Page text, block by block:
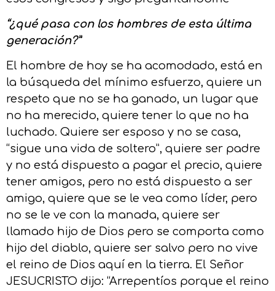
“¿qué pasa con los hombres de esta última
generación?”
El hombre de hoy se ha acomodado, está en
la búsqueda del mínimo esfuerzo, quiere un
respeto que no se ha ganado, un lugar que
no ha merecido, quiere tener lo que no ha
luchado. Quiere ser esposo y no se casa,
“sigue una vida de soltero”, quiere ser padre
y no está dispuesto a pagar el precio, quiere
tener amigos, pero no está dispuesto a ser
amigo, quiere que se le vea como líder, pero
no se le ve con la manada, quiere ser
llamado hijo de Dios pero se comporta como
hijo del diablo, quiere ser salvo pero no vive
el reino de Dios aquí en la tierra. El Señor
JESUCRISTO dijo: “Arrepentíos porque el reino